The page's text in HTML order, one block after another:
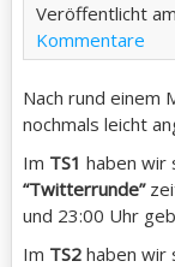
Veröffentlicht am
Kommentare
Nach rund einem
nochmals leicht
Im TS1 haben wir
“Twitterrunde”
und 23:00 Uhr
Im TS2haben wir